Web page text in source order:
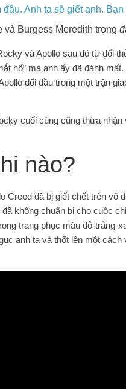
và Burgess Meredith trong
và Apollo sau đó từ đối
hổ” mà anh ấy đã đánh
đối đầu trong một trận
cuối cùng cũng thừa
nào?
Creed đã bị giết chết trên võ
không chuẩn bị cho cuộc
trang phục màu đỏ-trắng-
anh ta và thốt lên một